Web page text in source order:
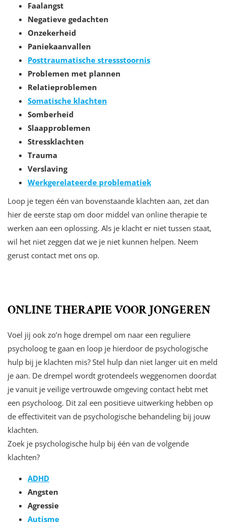
Faalangst
Negatieve gedachten
Onzekerheid
Paniekaanvallen
Posttraumatische stressstoornis
Problemen met plannen
Relatieproblemen
Somatische klachten
Somberheid
Slaapproblemen
Stressklachten
Trauma
Verslaving
Werkgerelateerde problematiek
Loop je tegen één van bovenstaande klachten aan, zet dan
hier de eerste stap om door middel van online therapie te
werken aan een oplossing. Als je klacht er niet tussen staat,
wil het niet zeggen dat we je niet kunnen helpen. Neem
gerust contact met ons op.
ONLINE THERAPIE VOOR JONGEREN
Voel jij ook zo’n hoge drempel om naar een reguliere
psycholoog te gaan en loop je hierdoor de psychologische
hulp bij je klachten mis? Stel hulp dan niet langer uit en meld
je aan. De drempel wordt grotendeels weggenomen doordat
je vanuit je veilige vertrouwde omgeving contact hebt met
een psycholoog. Dit zal een positieve uitwerking hebben op
de effectiviteit van de psychologische behandeling bij jouw
klachten.
Zoek je psychologische hulp bij één van de volgende
klachten?
ADHD
Angsten
Agressie
Autisme